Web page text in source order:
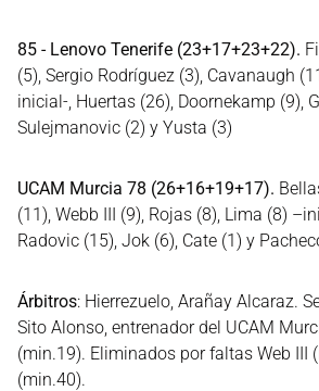
85 - Lenovo Tenerife (23+17+23+22).
(5), Sergio Rodríguez (3), Cavanaugh
inicial-, Huertas (26), Doornekamp (9),
Sulejmanovic (2) y Yusta (3)
UCAM Murcia 78 (26+16+19+17).
(11), Webb III (9), Rojas (8), Lima (8)
Radovic (15), Jok (6), Cate (1) y
Árbitros: Hierrezuelo, Arañay Alcaraz.
Sito Alonso, entrenador del UCAM
(min.19). Eliminados por faltas Web III
(min.40).